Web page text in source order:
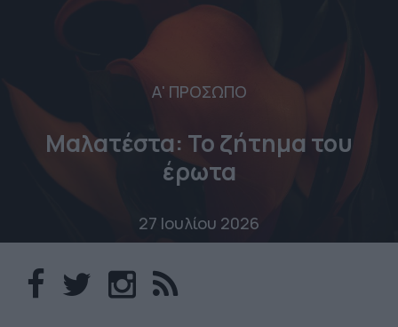
Α' ΠΡΟΣΩΠΟ
Μαλατέστα: Το ζήτημα του
έρωτα
27 Ιουλίου 2026